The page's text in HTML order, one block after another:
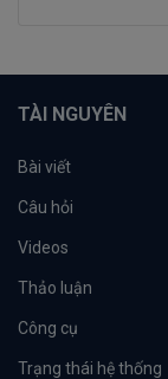
TÀI NGUYÊN
Bài viết
Câu hỏi
Videos
Thảo luận
Công cụ
Trạng thái hệ thống